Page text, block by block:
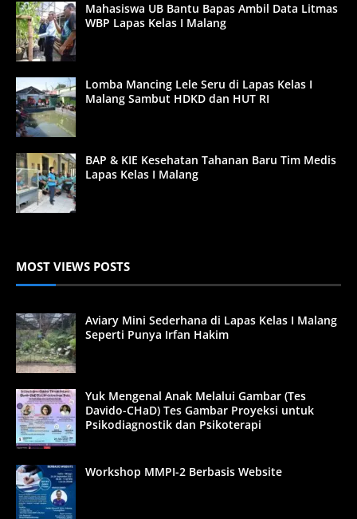
Mahasiswa UB Bantu Bapas Ambil Data Litmas
WBP Lapas Kelas I Malang
Lomba Mancing Lele Seru di Lapas Kelas I
Malang Sambut HDKD dan HUT RI
BAP & KIE Kesehatan Tahanan Baru Tim Medis
Lapas Kelas I Malang
MOST VIEWS POSTS
Aviary Mini Sederhana di Lapas Kelas I Malang
Seperti Punya Irfan Hakim
Yuk Mengenal Anak Melalui Gambar (Tes
Davido-CHaD) Tes Gambar Proyeksi untuk
Psikodiagnostik dan Psikoterapi
Workshop MMPI-2 Berbasis Website